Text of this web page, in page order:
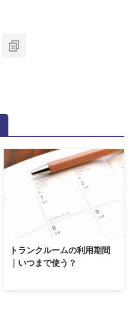
トランクルームの利用期間
｜いつまで使う？